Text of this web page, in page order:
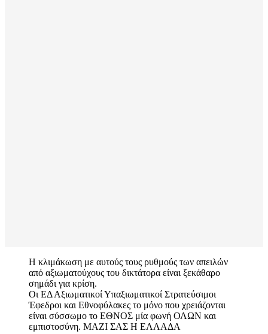
Η κλιμάκωση με αυτούς τους ρυθμούς των απειλών
από αξιωματούχους του δικτάτορα είναι ξεκάθαρο
σημάδι για κρίση.
Οι ΕΔ Αξιωματικοί Υπαξιωματικοί Στρατεύσιμοι
Έφεδροι και Εθνοφύλακες το μόνο που χρειάζονται
είναι σύσσωμο το ΕΘΝΟΣ μία φωνή ΟΛΩΝ και
εμπιστοσύνη. ΜΑΖΙ ΣΑΣ Η ΕΛΛΑΔΑ